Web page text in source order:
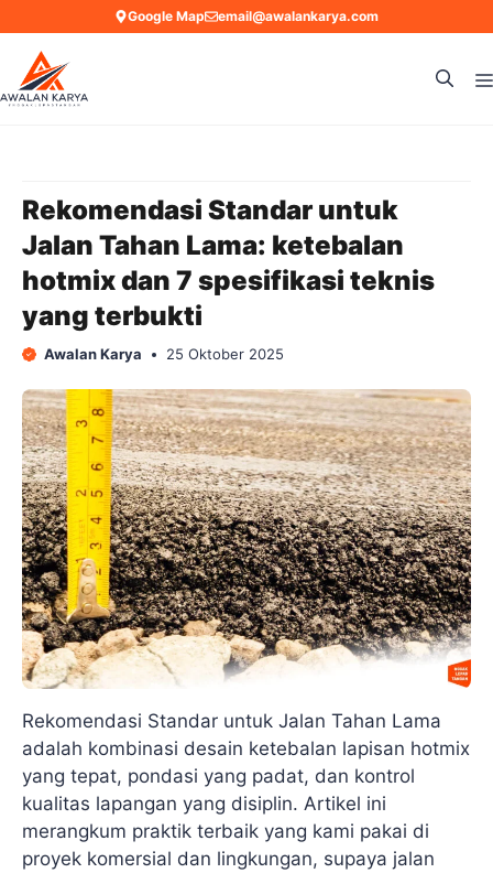
ke
Google Map email@awalankarya.com
Rekomendasi Standar untuk
Jalan Tahan Lama: ketebalan
hotmix dan 7 spesifikasi teknis
yang terbukti
Awalan Karya 25 Oktober 2025
Rekomendasi Standar untuk Jalan Tahan Lama
adalah kombinasi desain ketebalan lapisan hotmix
yang tepat, pondasi yang padat, dan kontrol
kualitas lapangan yang disiplin. Artikel ini
merangkum praktik terbaik yang kami pakai di
proyek komersial dan lingkungan, supaya jalan